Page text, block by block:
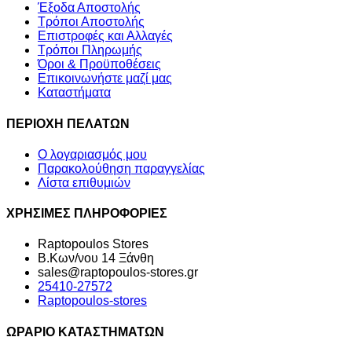
Έξοδα Αποστολής
Τρόποι Αποστολής
Επιστροφές και Αλλαγές
Τρόποι Πληρωμής
Όροι & Προϋποθέσεις
Επικοινωνήστε μαζί μας
Καταστήματα
ΠΕΡΙΟΧΗ ΠΕΛΑΤΩΝ
Ο λογαριασμός μου
Παρακολούθηση παραγγελίας
Λίστα επιθυμιών
ΧΡΗΣΙΜΕΣ ΠΛΗΡΟΦΟΡΙΕΣ
Raptopoulos Stores
Β.Κων/νου 14 Ξάνθη
sales@raptopoulos-stores.gr
25410-27572
Raptopoulos-stores
ΩΡΑΡΙΟ ΚΑΤΑΣΤΗΜΑΤΩΝ